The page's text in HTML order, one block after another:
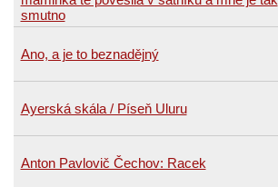
smutno
Ano, a je to beznadějný
Ayerská skála / Píseň Uluru
Anton Pavlovič Čechov: Racek